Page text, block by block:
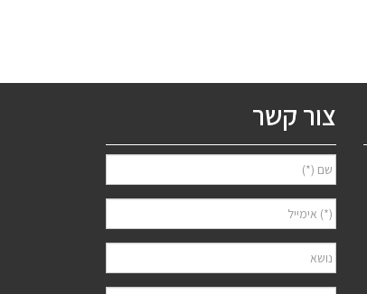
צור קשר